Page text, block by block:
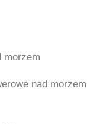
nad morzem